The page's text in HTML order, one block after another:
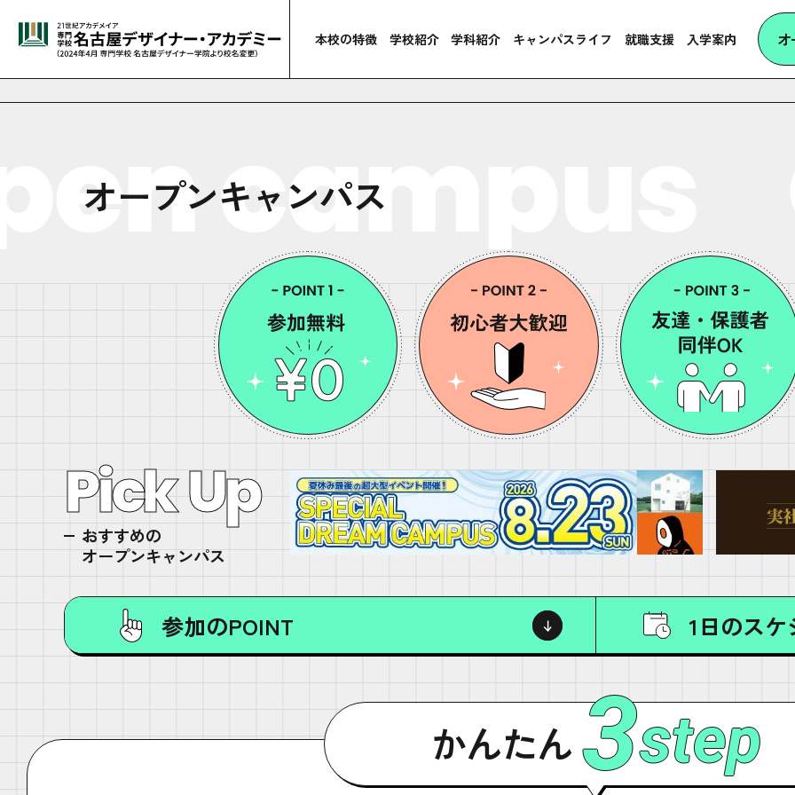
本校の特徴 学校紹介 学科紹介 キャンパスライフ 就職支援 入学案内
campus
オープンキャンパス
Pick Up
おすすめの
オープンキャンパス
参加のPOINT 1日のス
かんたん 3step